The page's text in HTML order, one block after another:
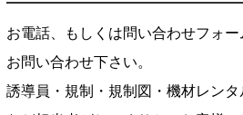
お電話、もしくは問い合わせフォー
お問い合わせ下さい。
誘導員・規制・規制図・機材レン